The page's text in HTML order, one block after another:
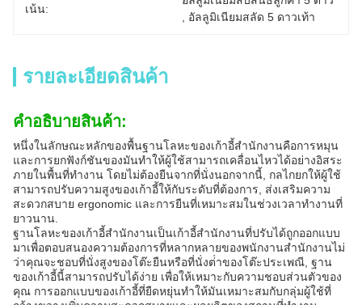
เน้น:
อัลลูมิเนียมสลัด 5 ดาวเท้า
รายละเอียดสินค้า
คําอธิบายสินค้า:
หนึ่งในลักษณะหลักของพื้นฐานโลหะของเก้าอี้สํานักงานคือการหมุน
และการยกฟังก์ชันของมันทําให้ผู้ใช้สามารถเคลื่อนไหวได้อย่างอิสระ
ภายในพื้นที่ทํางาน โดยไม่ต้องยืนจากที่นั่งนอกจากนี้, กลไกยกให้ผู้ใช้
สามารถปรับความสูงของเก้าอี้ให้กับระดับที่ต้องการ, ส่งเสริมความ
สะดวกสบาย ergonomic และการยืนที่เหมาะสมในช่วงเวลาทํางานที่
ยาวนาน.
ฐานโลหะของเก้าอี้สํานักงานเป็นเก้าอี้สํานักงานที่ปรับได้ถูกออกแบบ
มาเพื่อตอบสนองความต้องการที่หลากหลายของพนักงานสํานักงานไม่
ว่าคุณจะชอบที่นั่งสูงของโต๊ะยืนหรือที่นั่งต่ําของโต๊ะประเพณี, ฐาน
ของเก้าอี้นี้สามารถปรับได้ง่าย เพื่อให้เหมาะกับความชอบส่วนตัวของ
คุณ การออกแบบของเก้าอี้ที่ยืดหยุ่นทําให้มันเหมาะสมกับกลุ่มผู้ใช้ที่